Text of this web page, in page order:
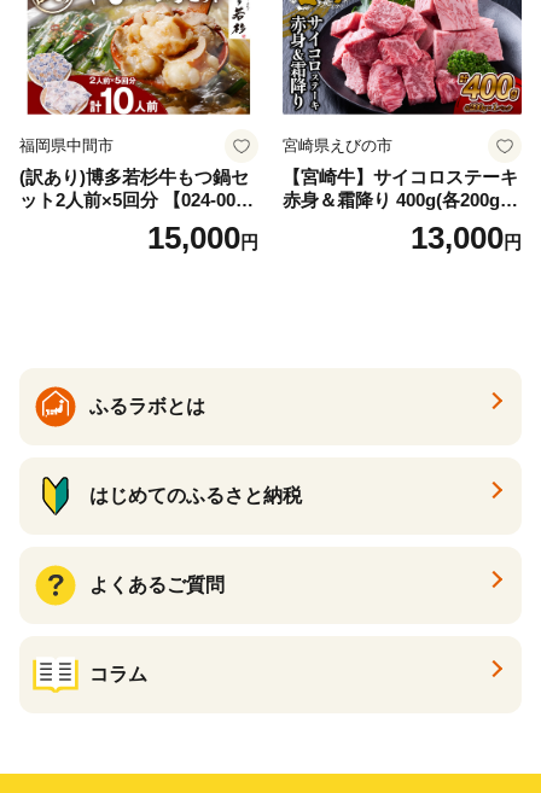
福岡県中間市
(訳あり)博多若杉牛もつ鍋セ
ット2人前×5回分 【024-002
15,000円
宮崎県えびの市
【宮崎牛】サイコロステーキ
赤身＆霜降り 400g(各200g×
１P 計2P) 真空パック 冷凍
13,000円
ふるラボとは
はじめてのふるさと納税
よくあるご質問
コラム